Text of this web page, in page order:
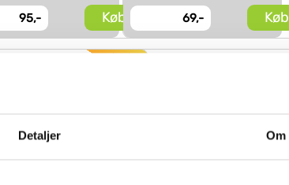
Detaljer Om
95,- Køb 69,- Køb